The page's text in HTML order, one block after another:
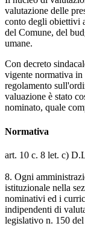
valutazione delle
conto degli obiettivi
del Comune, del
umane.
Con decreto
vigente normativa in
regolamento
valuazione è stato
nominato, quale
Normativa
art. 10 c. 8 let. c)
8. Ogni
istituzionale nella
nominativi ed i
indipendenti di
legislativo n. 150